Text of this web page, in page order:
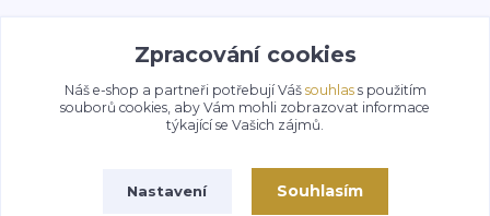
Souhlasím sezpracováním osobních údajůza účelem rozesílky newsletteru.
Zpracování cookies
Náš e-shop a partneři potřebují Váš souhlass použitím
souborů cookies, aby Vám mohli zobrazovat informace
týkající se Vašich zájmů.
Nastavení Souhlasím